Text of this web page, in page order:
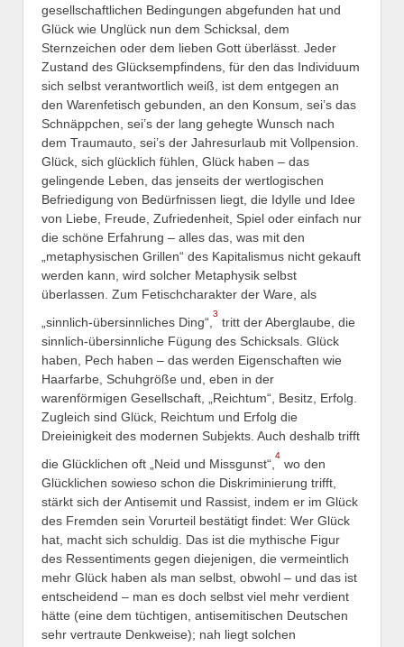
gesellschaftlichen Bedingungen abgefunden hat und
Glück wie Unglück nun dem Schicksal, dem
Sternzeichen oder dem lieben Gott überlässt. Jeder
Zustand des Glücksempfindens, für den das Individuum
sich selbst verantwortlich weiß, ist dem entgegen an
den Warenfetisch gebunden, an den Konsum, sei’s das
Schnäppchen, sei’s der lang gehegte Wunsch nach
dem Traumauto, sei’s der Jahresurlaub mit Vollpension.
Glück, sich glücklich fühlen, Glück haben – das
gelingende Leben, das jenseits der wertlogischen
Befriedigung von Bedürfnissen liegt, die Idylle und Idee
von Liebe, Freude, Zufriedenheit, Spiel oder einfach nur
die schöne Erfahrung – alles das, was mit den
„metaphysischen Grillen“ des Kapitalismus nicht gekauft
werden kann, wird solcher Metaphysik selbst
überlassen. Zum Fetischcharakter der Ware, als
„sinnlich-übersinnliches Ding“,
3
tritt der Aberglaube, die
sinnlich-übersinnliche Fügung des Schicksals. Glück
haben, Pech haben – das werden Eigenschaften wie
Haarfarbe, Schuhgröße und, eben in der
warenförmigen Gesellschaft, „Reichtum“, Besitz, Erfolg.
Zugleich sind Glück, Reichtum und Erfolg die
Dreieinigkeit des modernen Subjekts. Auch deshalb trifft
die Glücklichen oft „Neid und Missgunst“,
4
wo den
Glücklichen sowieso schon die Diskriminierung trifft,
stärkt sich der Antisemit und Rassist, indem er im Glück
des Fremden sein Vorurteil bestätigt findet: Wer Glück
hat, macht sich schuldig. Das ist die mythische Figur
des Ressentiments gegen diejenigen, die vermeintlich
mehr Glück haben als man selbst, obwohl – und das ist
entscheidend – man es doch selbst viel mehr verdient
hätte (eine dem tüchtigen, antisemitischen Deutschen
sehr vertraute Denkweise); nah liegt solchen